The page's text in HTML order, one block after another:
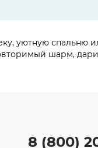
уютную спальню
шарм,
8 (800)